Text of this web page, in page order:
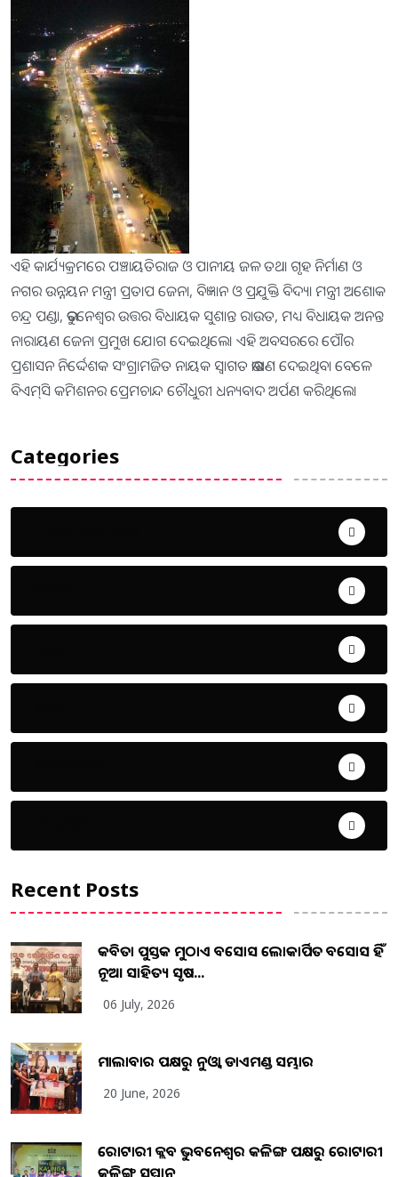
ଏହି କାର୍ଯ୍ୟକ୍ରମରେ ପଞ୍ଚାୟତିରାଜ ଓ ପାନୀୟ ଜଳ ତଥା ଗୃହ ନିର୍ମାଣ ଓ
ନଗର ଉନ୍ନୟନ ମନ୍ତ୍ରୀ ପ୍ରତାପ ଜେନା, ବିଜ୍ଞାନ ଓ ପ୍ରଯୁକ୍ତି ବିଦ୍ୟା ମନ୍ତ୍ରୀ ଅଶୋକ
ଚନ୍ଦ୍ର ପଣ୍ଡା, ଭୁବନେଶ୍ୱର ଉତ୍ତର ବିଧାୟକ ସୁଶାନ୍ତ ରାଉତ, ମଧ୍ୟ ବିଧାୟକ ଅନନ୍ତ
ନାରାୟଣ ଜେନା ପ୍ରମୁଖ ଯୋଗ ଦେଇଥିଲେ। ଏହି ଅବସରରେ ପୌର
ପ୍ରଶାସନ ନିର୍ଦ୍ଦେଶକ ସଂଗ୍ରାମଜିତ ନାୟକ ସ୍ବାଗତ ଭାଷଣ ଦେଇଥିବା ବେଳେ
ବିଏମ୍‌ସି କମିଶନର ପ୍ରେମଚାନ୍ଦ ଚୌଧୁରୀ ଧନ୍ୟବାଦ ଅର୍ପଣ କରିଥିଲେ।
Categories
Recent Posts
କବିତା ପୁସ୍ତକ ମୁଠାଏ ଅବସୋସ ଲୋକାର୍ପିତ ଅବସୋସ ହିଁ
ନୂଆ ସାହିତ୍ୟ ସୃଷ...
06 July, 2026
ମାଲାବାର ପକ୍ଷରୁ ନୁଓ୍ବା ଡାଏମଣ୍ଡ ସମ୍ଭାର
20 June, 2026
ରୋଟାରୀ କ୍ଲବ ଭୁବନେଶ୍ୱର କଳିଙ୍ଗ ପକ୍ଷରୁ ରୋଟାରୀ
କଳିଙ୍ଗ ସମ୍ମାନ